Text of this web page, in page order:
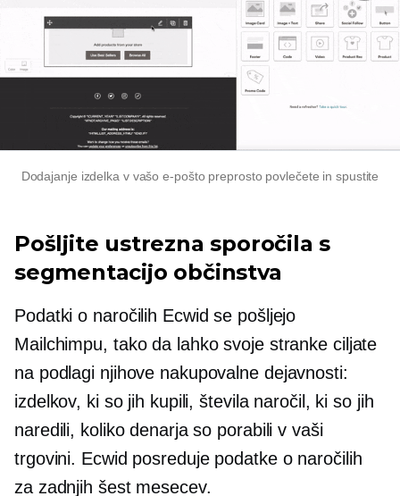
Dodajanje izdelka v vašo e-pošto preprosto povlečete in spustite
Pošljite ustrezna sporočila s
segmentacijo občinstva
Podatki o naročilih Ecwid se pošljejo
Mailchimpu, tako da lahko svoje stranke ciljate
na podlagi njihove nakupovalne dejavnosti:
izdelkov, ki so jih kupili, števila naročil, ki so jih
naredili, koliko denarja so porabili v vaši
trgovini. Ecwid posreduje podatke o naročilih
za zadnjih šest mesecev.